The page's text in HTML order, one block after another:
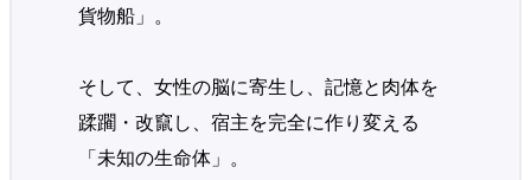
貨物船」。
そして、女性の脳に寄生し、記憶と肉体を
蹂躙・改竄し、宿主を完全に作り変える
「未知の生命体」。